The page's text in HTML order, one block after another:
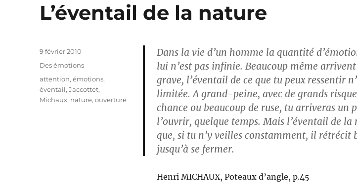
L’éventail de la nature
Dans la vie d’un homme la quantité
lui n’est pas infinie. Beaucoup même
grave, l’éventail de ce que tu peux ressentir
limitée. A grand-peine, avec de grands
chance ou beaucoup de ruse, tu arriveras un
l’ouvrir, quelque temps. Mais l’éventail de
que, si tu n’y veilles constamment, il rétrécit
jusqu’à se fermer.
Henri MICHAUX, Poteaux d’angle, p.45
Publié
9 février 2010
Catégories
Des émotions
Étiquettes
attention,émotions,
éventail,Jaccottet,
Michaux, nature,ouverture